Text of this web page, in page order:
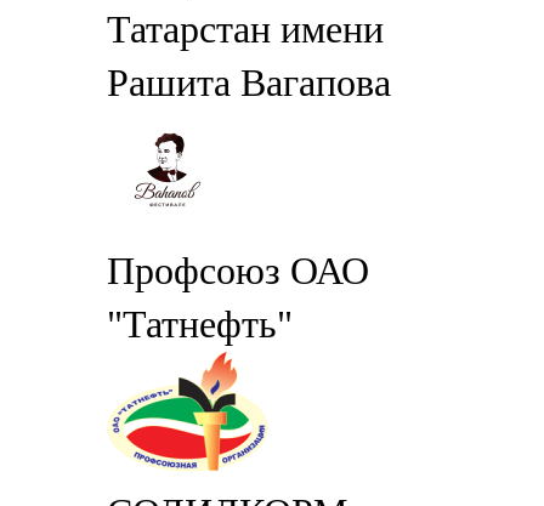
Татарстан имени
Рашита Вагапова
Профсоюз ОАО
"Татнефть"